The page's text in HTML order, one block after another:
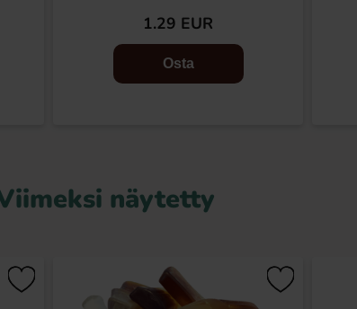
1.29 EUR
Osta
näytetty